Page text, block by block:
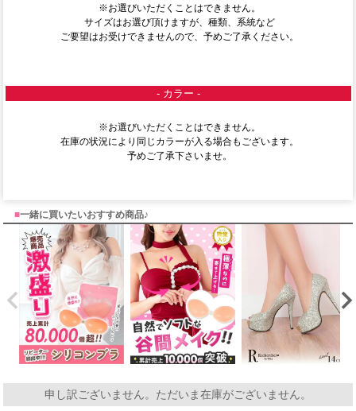
※お選びいただくことはできません。
サイズはお選び頂けますが、種類、系統など
ご要望はお受けできませんので、予めご了承ください。
- カラー -
※お選びいただくことはできません。
在庫の状況により同じカラーが入る場合もございます。
予めご了承下さいませ。
■一緒に買いたいおすすめ商品♪
申し訳ございません。ただいま在庫がございません。